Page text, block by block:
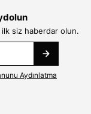
ilk siz haberdar olun.
Aydınlatma